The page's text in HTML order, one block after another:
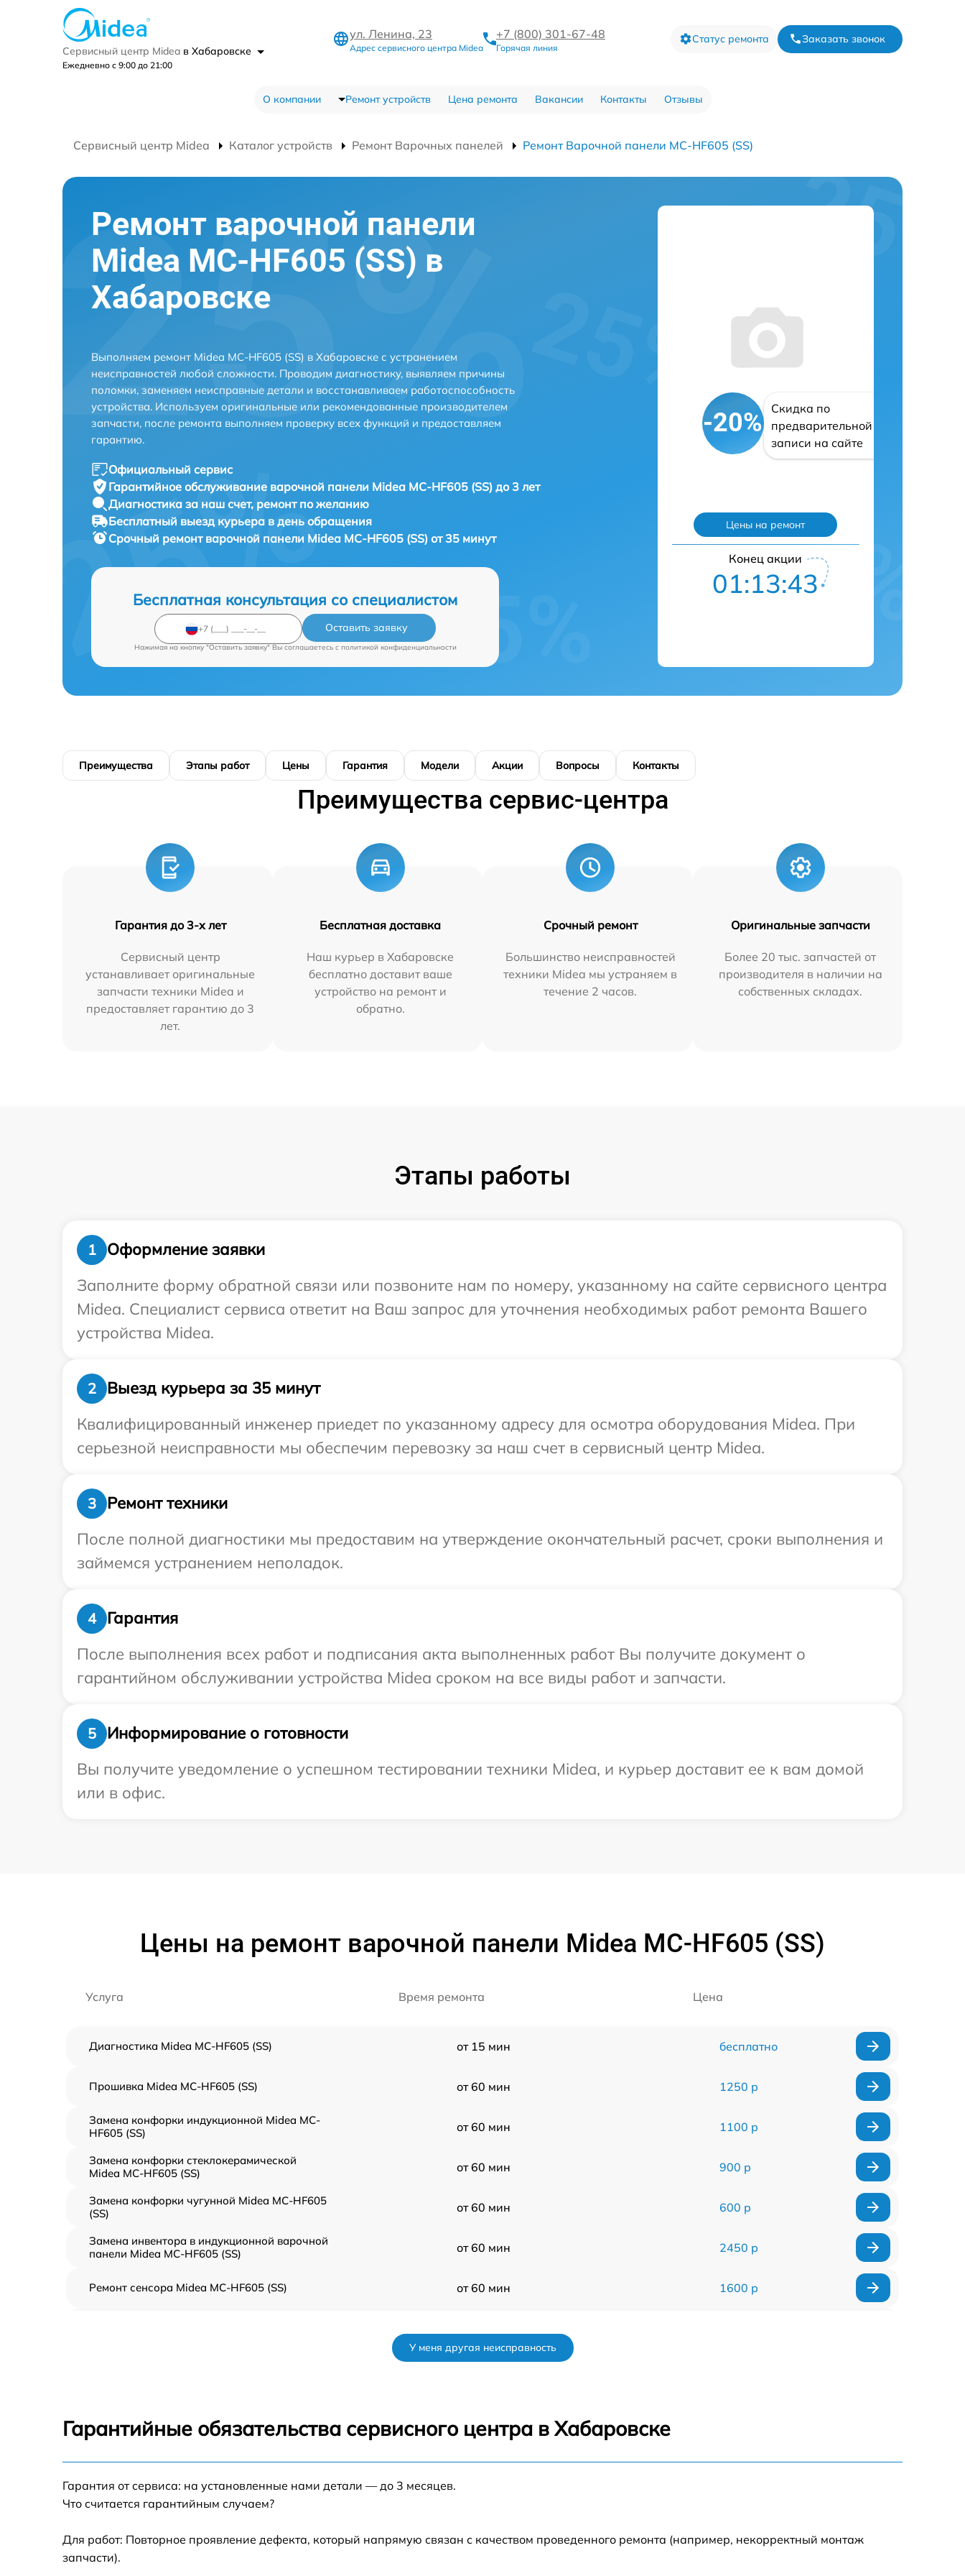
Сервисный центр Midea в Хабаровске
Ежедневно с 9:00 до 21:00
ул. Ленина, 23
Адрес сервисного центра Midea
+7 (800) 301-67-48
Горячая линия
Статус ремонта Заказать звонок
О компании Ремонт устройств Цена ремонта Вакансии Контакты Отзывы
Сервисный центр Midea Каталог устройств Ремонт Варочных панелей Ремонт Варочной панели MC-HF605 (SS)
Ремонт варочной панели
Midea MC-HF605 (SS) в
Хабаровске
Выполняем ремонт Midea MC-HF605 (SS) в Хабаровске с устранением
неисправностей любой сложности. Проводим диагностику, выявляем причины
поломки, заменяем неисправные детали и восстанавливаем работоспособность
устройства. Используем оригинальные или рекомендованные производителем
запчасти, после ремонта выполняем проверку всех функций и предоставляем
гарантию.
Официальный сервис
Гарантийное обслуживание варочной панели Midea MC-HF605 (SS) до 3 лет
Диагностика за наш счет, ремонт по желанию
Бесплатный выезд курьера в день обращения
Срочный ремонт варочной панели Midea MC-HF605 (SS) от 35 минут
Бесплатная консультация со специалистом
Оставить заявку
Нажимая на кнопку "Оставить заявку" Вы соглашаетесь c политикой конфиденциальности
-20%
Скидка по
предварительной
записи на сайте
Цены на ремонт
Конец акции
01:13:42
Преимущества Этапы работ Цены Гарантия Модели Акции Вопросы Контакты
Преимущества сервис-центра
Гарантия до 3-х лет
Сервисный центр
устанавливает оригинальные
запчасти техники Midea и
предоставляет гарантию до 3
лет.
Бесплатная доставка
Наш курьер в Хабаровске
бесплатно доставит ваше
устройство на ремонт и
обратно.
Срочный ремонт
Большинство неисправностей
техники Midea мы устраняем в
течение 2 часов.
Оригинальные запчасти
Более 20 тыс. запчастей от
производителя в наличии на
собственных складах.
Этапы работы
1
Оформление заявки
Заполните форму обратной связи или позвоните нам по номеру, указанному на сайте сервисного центра
Midea. Специалист сервиса ответит на Ваш запрос для уточнения необходимых работ ремонта Вашего
устройства Midea.
2
Выезд курьера за 35 минут
Квалифицированный инженер приедет по указанному адресу для осмотра оборудования Midea. При
серьезной неисправности мы обеспечим перевозку за наш счет в сервисный центр Midea.
3
Ремонт техники
После полной диагностики мы предоставим на утверждение окончательный расчет, сроки выполнения и
займемся устранением неполадок.
4
Гарантия
После выполнения всех работ и подписания акта выполненных работ Вы получите документ о
гарантийном обслуживании устройства Midea сроком на все виды работ и запчасти.
5
Информирование о готовности
Вы получите уведомление о успешном тестировании техники Midea, и курьер доставит ее к вам домой
или в офис.
Цены на ремонт варочной панели Midea MC-HF605 (SS)
Услуга Время ремонта Цена
Диагностика Midea MC-HF605 (SS) от 15 мин бесплатно
Прошивка Midea MC-HF605 (SS) от 60 мин 1250 р
Замена конфорки индукционной Midea MC-
HF605 (SS)
от 60 мин 1100 р
Замена конфорки стеклокерамической
Midea MC-HF605 (SS)
от 60 мин 900 р
Замена конфорки чугунной Midea MC-HF605
(SS)
от 60 мин 600 р
Замена инвентора в индукционной варочной
панели Midea MC-HF605 (SS)
от 60 мин 2450 р
Ремонт сенсора Midea MC-HF605 (SS) от 60 мин 1600 р
Замена сенсора Midea MC-HF605 (SS)
У меня другая неисправность
Гарантийные обязательства сервисного центра в Хабаровске
Гарантия от сервиса: на установленные нами детали — до 3 месяцев.
Что считается гарантийным случаем?
Для работ: Повторное проявление дефекта, который напрямую связан с качеством проведенного ремонта (например, некорректный монтаж
запчасти).